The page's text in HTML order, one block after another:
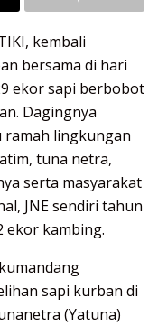
kembali
bersama di hari
ekor sapi berbobot
Dagingnya
ramah lingkungan
tuna netra,
serta masyarakat
JNE sendiri tahun
ekor kambing.
sapi kurban di
(Yatuna)